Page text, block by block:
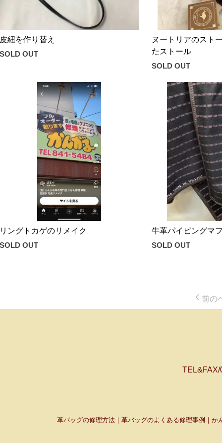
紐を作り替え
OUT
ヌートリアのスト
たストール
SOLD OUT
ングトカゲのリメイク
OUT
牛革パイピングマ
SOLD OUT
前の
革バッグの修理方法｜革バッグのよくある修理事例｜